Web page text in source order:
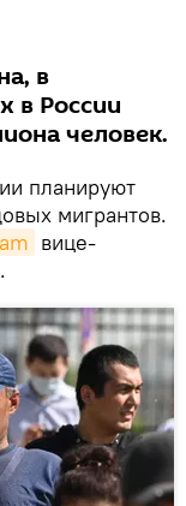
в
в России
человек.
планируют
мигрантов.
вице-